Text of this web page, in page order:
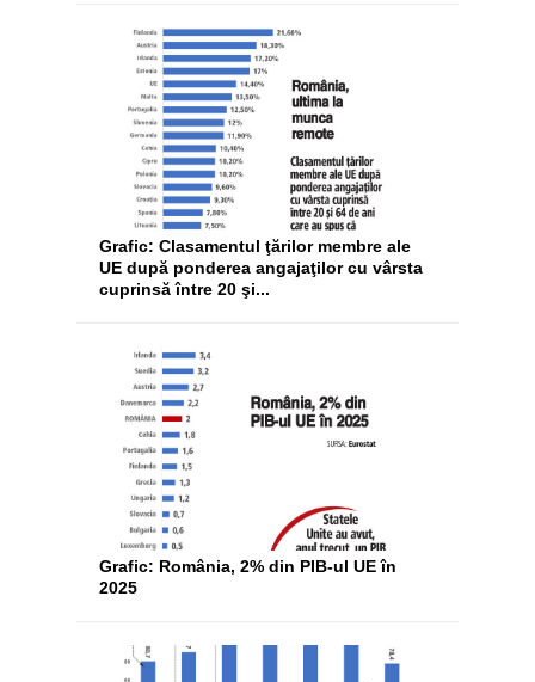
Grafic: Clasamentul ţărilor membre ale
UE după ponderea angajaţilor cu vârsta
cuprinsă între 20 şi...
Grafic: România, 2% din PIB-ul UE în
2025